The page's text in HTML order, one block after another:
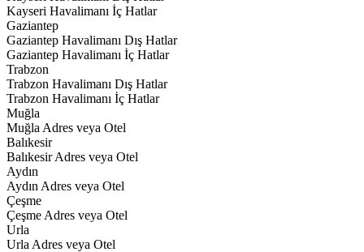
Kayseri Havalimanı İç Hatlar
Gaziantep
Gaziantep Havalimanı Dış Hatlar
Gaziantep Havalimanı İç Hatlar
Trabzon
Trabzon Havalimanı Dış Hatlar
Trabzon Havalimanı İç Hatlar
Muğla
Muğla Adres veya Otel
Balıkesir
Balıkesir Adres veya Otel
Aydın
Aydın Adres veya Otel
Çeşme
Çeşme Adres veya Otel
Urla
Urla Adres veya Otel